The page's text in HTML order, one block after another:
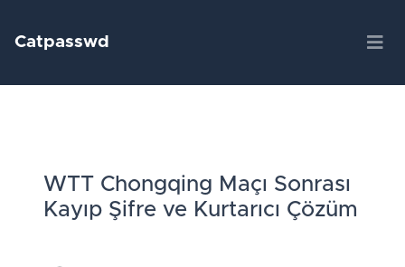
Catpasswd
WTT Chongqing Maçı Sonrası
Kayıp Şifre ve Kurtarıcı Çözüm